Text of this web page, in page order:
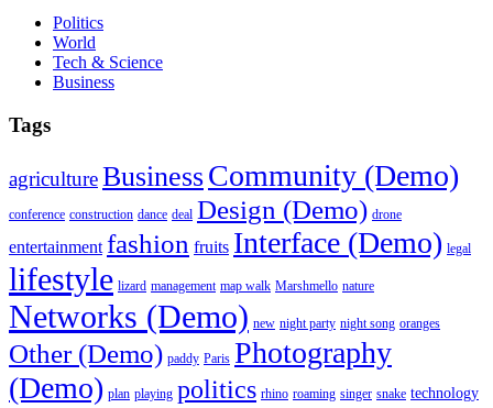
Politics
World
Tech & Science
Business
Tags
agricultureBusinessCommunity (Demo)
conference construction dance deal Design (Demo) drone
entertainment fashion fruits Interface (Demo) legal
lifestyle lizard management map walk Marshmello nature
Networks (Demo) new night party night song oranges
Other (Demo) paddy Paris Photography
(Demo) plan playing politics rhino roaming singer snake technology